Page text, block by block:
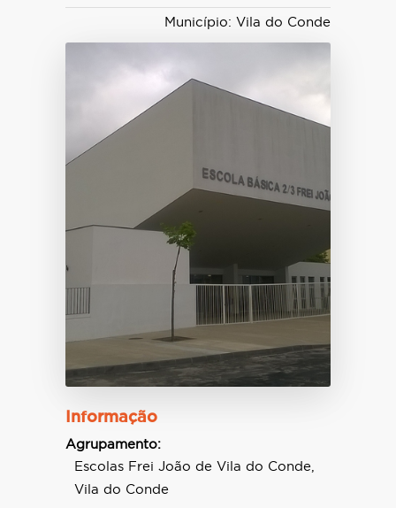
Município: Vila do Conde
Informação
Agrupamento:
Escolas Frei João de Vila do Conde,
Vila do Conde